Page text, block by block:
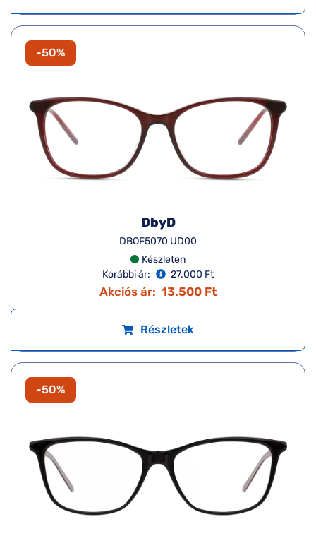
-50%
DbyD
DBOF5070 UD00
Készleten
Korábbi ár:
27.000 Ft
Akciós ár: 13.500 Ft
Részletek
-50%